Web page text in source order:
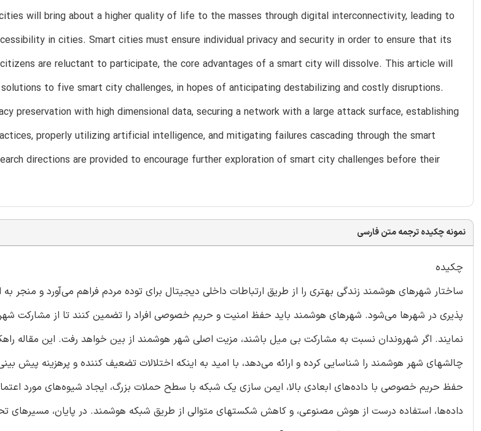
will bring about a higher quality of life to the masses through digital interconnectivity, leading to
in cities. Smart cities must ensure individual privacy and security in order to ensure that its
are reluctant to participate, the core advantages of a smart city will dissolve. This article will
to five smart city challenges, in hopes of anticipating destabilizing and costly disruptions.
preservation with high dimensional data, securing a network with a large attack surface, establishing
properly utilizing artificial intelligence, and mitigating failures cascading through the smart
directions are provided to encourage further exploration of smart city challenges before their
نمونه چکیده ترجمه متن فارسی
چکیده
ساختار شهرهای هوشمند زندگی بهتری را از طریق ارتباطات داخلی دیجیتال برای توده مردم فراهم می‌آورد و منجر
پذیری در شهرها می‌شود. شهرهای هوشمند باید حفظ امنیت و حریم خصوصی افراد را تضمین کنند تا از مشارکت
نمایند. اگر شهروندان نسبت به مشارکت بی میل باشند، مزیت اصلی شهر هوشمند از بین خواهد رفت. این مقاله
چالشهای شهر هوشمند را شناسایی کرده و ارائه می‌دهد، با امید به اینکه اختلالات تضعیف کننده و پرهزینه پیش
حفظ حریم خصوصی با داده‌های ابعادی بالا، ایمن سازی یک شبکه با سطح حملات بزرگ، ایجاد شیوه‌های مورد
داده‌ها، استفاده درست از هوش مصنوعی، و کاهش شکستهای متوالی از طریق شبکه هوشمند. در پایان، مسیرهای